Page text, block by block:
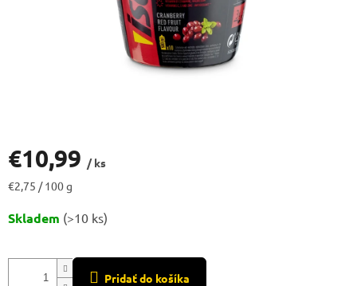
€10,99 / ks
Jednotková
€2,75 / 100 g
Skladem (>10 ks)
Pridať do košíka